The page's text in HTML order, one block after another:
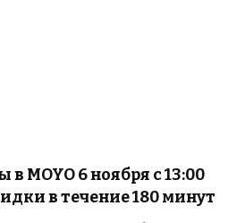
MOYO 6 ноября с 13:00
в течение 180 минут